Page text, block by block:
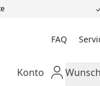
FAQ
Mein Konto
Konto